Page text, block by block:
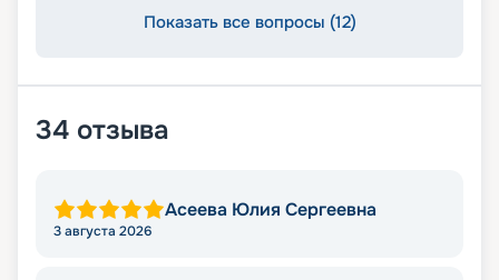
Показать все вопросы (12)
34 отзыва
Асеева Юлия Сергеевна
3 августа 2026